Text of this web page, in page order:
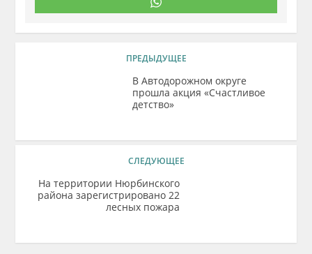
ПРЕДЫДУЩЕЕ
В Автодорожном округе
прошла акция «Счастливое
детство»
СЛЕДУЮЩЕЕ
На территории Нюрбинского
района зарегистрировано 22
лесных пожара